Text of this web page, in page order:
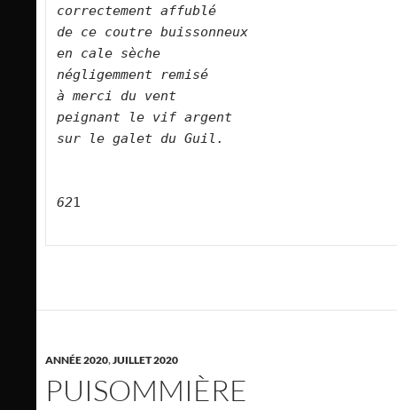
correctement affublé
de ce coutre buissonneux
en cale sèche
négligemment remisé
à merci du vent
peignant le vif argent
sur le galet du Guil.
621
ANNÉE 2020,JUILLET 2020
PUISOMMIÈRE